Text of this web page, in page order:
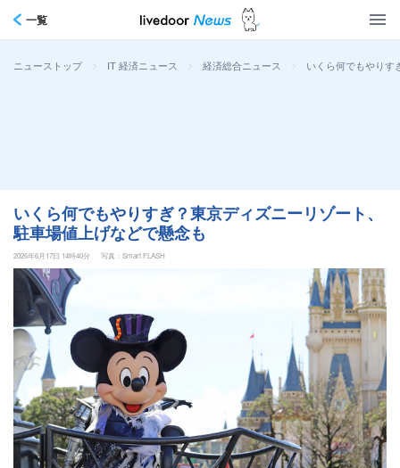
一覧
ニューストップ > IT 経済ニュース > 経済総合ニュース > いくら何でもやりす
いくら何でもやりすぎ？東京ディズニーリゾート、
駐車場値上げなどで懸念も
2026年6月17日 14時40分 写真：Smart FLASH